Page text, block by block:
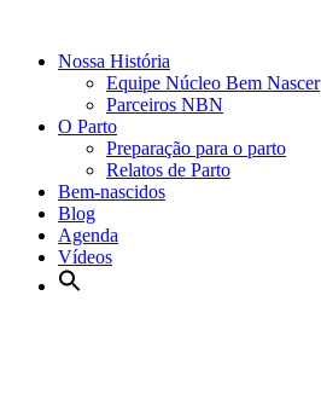
Nossa História
Equipe Núcleo Bem Nascer
Parceiros NBN
O Parto
Preparação para o parto
Relatos de Parto
Bem-nascidos
Blog
Agenda
Vídeos